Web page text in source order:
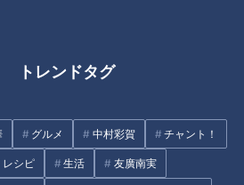
トレンドタグ
グルメ 中村彩賀 チャント！
レシピ 生活 友廣南実
学校に向かいます